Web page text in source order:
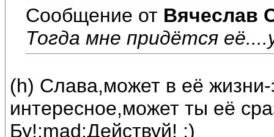
Сообщение от Вячеслав
Тогда мне придётся
(h) Слава,может в её жизни-
интересное,может ты её
Бу!:mad:Действуй! ;)